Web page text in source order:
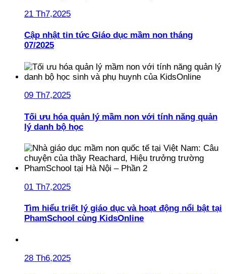
21 Th7,2025
Cập nhật tin tức Giáo dục mầm non tháng
07/2025
09 Th7,2025
Tối ưu hóa quản lý mầm non với tính năng quản
lý danh bộ học
01 Th7,2025
Tìm hiểu triết lý giáo dục và hoạt động nổi bật tại
PhamSchool cùng KidsOnline
28 Th6,2025